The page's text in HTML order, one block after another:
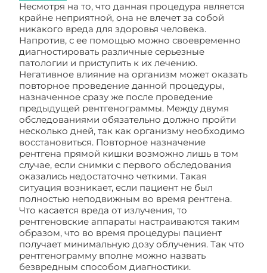
Несмотря на то, что данная процедура является
крайне неприятной, она не влечет за собой
никакого вреда для здоровья человека.
Напротив, с ее помощью можно своевременно
диагностировать различные серьезные
патологии и приступить к их лечению.
Негативное влияние на организм может оказать
повторное проведение данной процедуры,
назначенное сразу же после проведение
предыдущей рентгенограммы. Между двумя
обследованиями обязательно должно пройти
несколько дней, так как организму необходимо
восстановиться. Повторное назначение
рентгена прямой кишки возможно лишь в том
случае, если снимки с первого обследования
оказались недостаточно четкими. Такая
ситуация возникает, если пациент не был
полностью неподвижным во время рентгена.
Что касается вреда от излучения, то
рентгеновские аппараты настраиваются таким
образом, что во время процедуры пациент
получает минимальную дозу облучения. Так что
рентгенограмму вполне можно назвать
безвредным способом диагностики.